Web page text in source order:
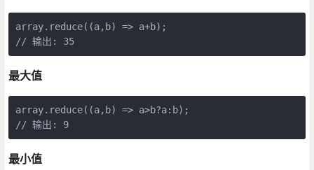
array.reduce((a,b) => a+b);
// 输出: 35
最大值
array.reduce((a,b) => a>b?a:b);
// 输出: 9
最小值